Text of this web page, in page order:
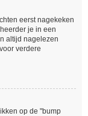
eerst nagekeken
je in een
altijd nagelezen
verdere
op de "bump